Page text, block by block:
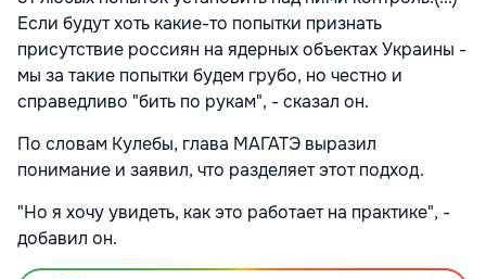
Если будут хоть какие-то попытки признать
присутствие россиян на ядерных объектах Украины -
мы за такие попытки будем грубо, но честно и
справедливо "бить по рукам", - сказал он.
По словам Кулебы, глава МАГАТЭ выразил
понимание и заявил, что разделяет этот подход.
"Но я хочу увидеть, как это работает на практике", -
добавил он.